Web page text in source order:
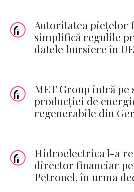
Autoritatea piețelor
simplifică regulile
datele bursiere în UE
MET Group intră pe
producției de
regenerabile din
Hidroelectrica l-a
director financiar
Petronel, în urma